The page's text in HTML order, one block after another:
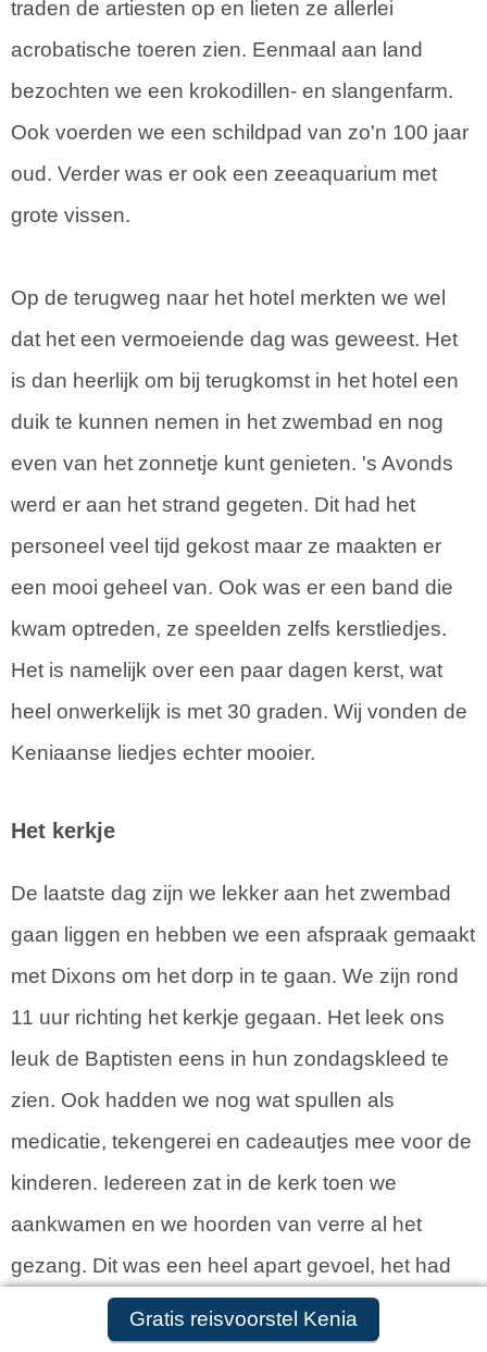
Gratis reisvoorstel aanvragen
traden de artiesten op en lieten ze allerlei
acrobatische toeren zien. Eenmaal aan land
bezochten we een krokodillen- en slangenfarm.
Ook voerden we een schildpad van zo'n 100 jaar
oud. Verder was er ook een zeeaquarium met
grote vissen.
Op de terugweg naar het hotel merkten we wel
dat het een vermoeiende dag was geweest. Het
is dan heerlijk om bij terugkomst in het hotel een
duik te kunnen nemen in het zwembad en nog
even van het zonnetje kunt genieten. 's Avonds
werd er aan het strand gegeten. Dit had het
personeel veel tijd gekost maar ze maakten er
een mooi geheel van. Ook was er een band die
kwam optreden, ze speelden zelfs kerstliedjes.
Het is namelijk over een paar dagen kerst, wat
heel onwerkelijk is met 30 graden. Wij vonden de
Keniaanse liedjes echter mooier.
Het kerkje
De laatste dag zijn we lekker aan het zwembad
gaan liggen en hebben we een afspraak gemaakt
met Dixons om het dorp in te gaan. We zijn rond
11 uur richting het kerkje gegaan. Het leek ons
leuk de Baptisten eens in hun zondagskleed te
zien. Ook hadden we nog wat spullen als
medicatie, tekengerei en cadeautjes mee voor de
kinderen. Iedereen zat in de kerk toen we
aankwamen en we hoorden van verre al het
gezang. Dit was een heel apart gevoel, het had
wel iets mystieks. We kwamen het kerkje binnen
Gratis reisvoorstel Kenia